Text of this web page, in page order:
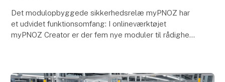
Det modulopbyggede sikkerhedsrelæ myPNOZ har
et udvidet funktionsomfang: I onlineværktøjet
myPNOZ Creator er der fem nye moduler til rådighed